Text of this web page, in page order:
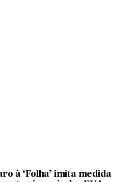
à ‘Folha’ imita medida